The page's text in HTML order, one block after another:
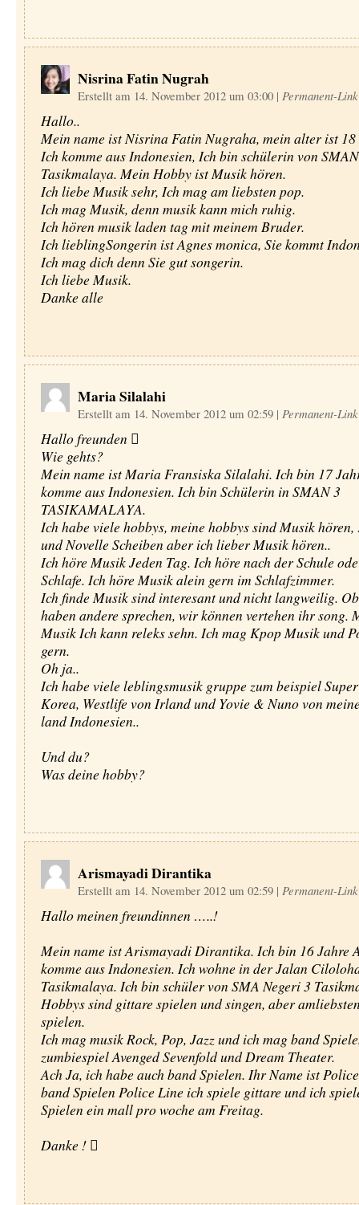
Nisrina Fatin Nugrah
Erstellt am 14. November 2012 um 03:00 | Permanent-Link
Hallo..
Mein name ist Nisrina Fatin Nugraha, mein alter ist 18
Ich komme aus Indonesien, Ich bin schülerin von
Tasikmalaya. Mein Hobby ist Musik hören.
Ich liebe Musik sehr, Ich mag am liebsten pop.
Ich mag Musik, denn musik kann mich ruhig.
Ich hören musik laden tag mit meinem Bruder.
Ich lieblingSongerin ist Agnes monica, Sie kommt
Ich mag dich denn Sie gut songerin.
Ich liebe Musik.
Danke alle
Maria Silalahi
Erstellt am 14. November 2012 um 02:59 | Permanent-Link
Hallo freunden 
Wie gehts?
Mein name ist Maria Fransiska Silalahi. Ich bin 17
komme aus Indonesien. Ich bin Schülerin in SMAN 3
TASIKAMALAYA.
Ich habe viele hobbys, meine hobbys sind Musik hören,
und Novelle Scheiben aber ich lieber Musik hören..
Ich höre Musik Jeden Tag. Ich höre nach der Schule
Schlafe. Ich höre Musik alein gern im Schlafzimmer.
Ich finde Musik sind interesant und nicht langweilig.
haben andere sprechen, wir können vertehen ihr song.
Musik Ich kann releks sehn. Ich mag Kpop Musik und
gern.
Oh ja..
Ich habe viele leblingsmusik gruppe zum beispiel
Korea, Westlife von Irland und Yovie & Nuno von
land Indonesien..
Und du?
Was deine hobby?
Arismayadi Dirantika
Erstellt am 14. November 2012 um 02:59 | Permanent-Link
Hallo meinen freundinnen …..!
Mein name ist Arismayadi Dirantika. Ich bin 16 Jahre
komme aus Indonesien. Ich wohne in der Jalan
Tasikmalaya. Ich bin schüler von SMA Negeri 3
Hobbys sind gittare spielen und singen, aber
spielen.
Ich mag musik Rock, Pop, Jazz und ich mag band
zumbiespiel Avenged Sevenfold und Dream Theater.
Ach Ja, ich habe auch band Spielen. Ihr Name ist
band Spielen Police Line ich spiele gittare und ich
Spielen ein mall pro woche am Freitag.
Danke ! 